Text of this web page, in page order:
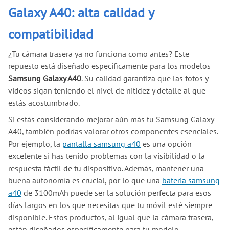
Galaxy A40: alta calidad y
compatibilidad
¿Tu cámara trasera ya no funciona como antes? Este
repuesto está diseñado específicamente para los modelos
Samsung GalaxyA40. Su calidad garantiza que las fotos y
vídeos sigan teniendo el nivel de nitidez y detalle al que
estás acostumbrado.
Si estás considerando mejorar aún más tu Samsung Galaxy
A40, también podrías valorar otros componentes esenciales.
Por ejemplo, la pantalla samsung a40 es una opción
excelente si has tenido problemas con la visibilidad o la
respuesta táctil de tu dispositivo. Además, mantener una
buena autonomía es crucial, por lo que una bateria samsung
a40 de 3100mAh puede ser la solución perfecta para esos
días largos en los que necesitas que tu móvil esté siempre
disponible. Estos productos, al igual que la cámara trasera,